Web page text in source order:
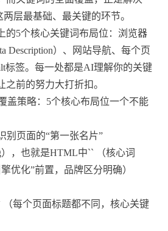
两层最基础、最关键的环节。
的5个核心关键词布局位：浏览器
Description）、网站导航、每个页
标签。每一处都是AI理解你的关键
之前的努力大打折扣。
别页面的“第一张名片”
），也就是HTML中`` （核心词
优化”前置，品牌区分明确）
（每个页面标题都不同，核心关键